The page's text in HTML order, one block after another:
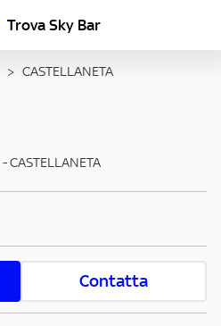
Trova Sky Bar
> CASTELLANETA
-CASTELLANETA
Contatta